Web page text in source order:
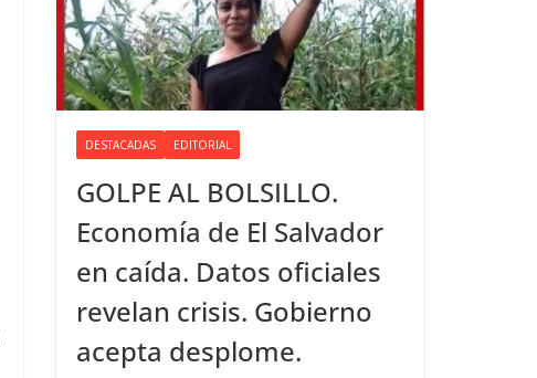
DESTACADAS EDITORIAL
GOLPE AL BOLSILLO.
Economía de El Salvador
en caída. Datos oficiales
revelan crisis. Gobierno
acepta desplome.